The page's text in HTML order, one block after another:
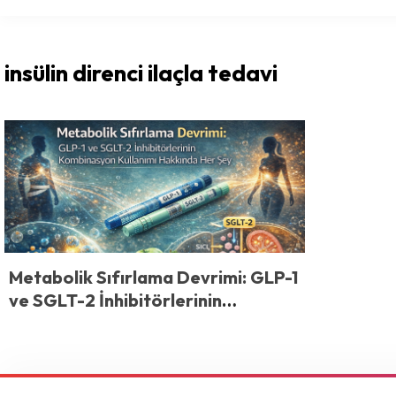
insülin direnci ilaçla tedavi
Metabolik Sıfırlama Devrimi: GLP-1
ve SGLT-2 İnhibitörlerinin